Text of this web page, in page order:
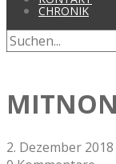
CHRONIK
2. Dezember 2018